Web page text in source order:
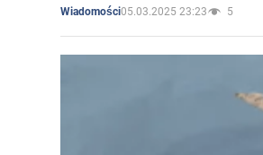
Wiadomości05.03.2025 23:23 5